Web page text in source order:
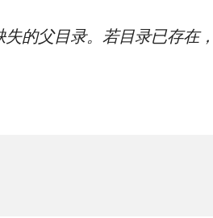
的父目录。若目录已存在